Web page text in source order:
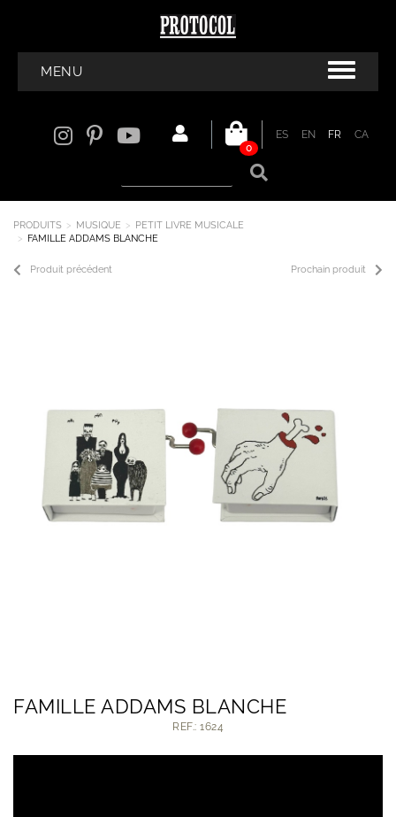
MENU
ES EN FR
CA
0
PRODUITS MUSIQUE
PETIT LIVRE MUSICALE
FAMILLE ADDAMS BLANCHE
Prochain produit
Produit précédent
FAMILLE ADDAMS BLANCHE
REF.: 1624